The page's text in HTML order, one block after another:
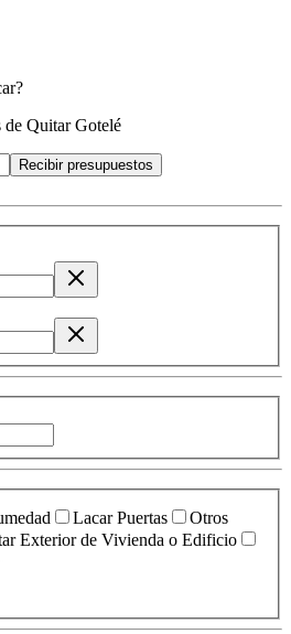
de Quitar Gotelé
Recibir presupuestos
Lacar Puertas
Otros
Exterior de Vivienda o Edificio